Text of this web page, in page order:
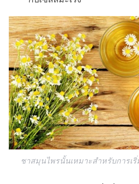
ชาสมุนไพรนั้นเหมาะสำหรับการเ